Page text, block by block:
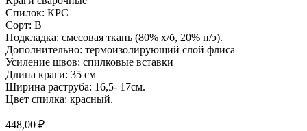
Спилок: КРС
Сорт: В
Подкладка: смесовая ткань (80% х/б, 20% п/э).
Дополнительно: термоизолирующий слой флиса
Усиление швов: спилковые вставки
Длина краги: 35 см
Ширина раструба: 16,5- 17см.
Цвет спилка: красный.
448,00 ₽